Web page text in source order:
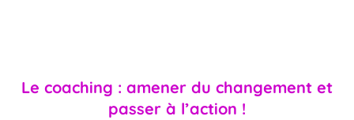
Le coaching : amener du changement et
passer à l’action !